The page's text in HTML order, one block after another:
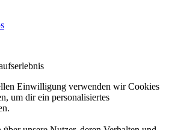
Einwilligung verwenden wir Cookies
um dir ein personalisiertes